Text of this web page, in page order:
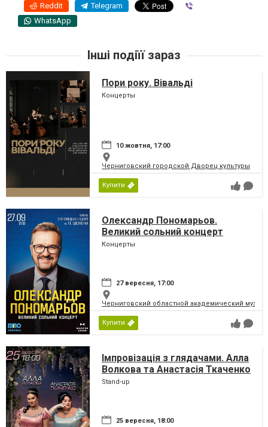
Reddit Telegram
WhatsApp
Інші подіїї зараз
Пори року. Вівальді
Концерты
10 жовтня, 17:00
Черниговский городской Дворец культуры
Купити
Олександр Пономарьов.
Великий сольний концерт
Концерты
27 вересня, 17:00
Черниговский областной академический
Купити
Імпровізація з глядачами. Алла
Волкова та Анастасія Ткаченко
Stand-up
25 вересня, 18:00